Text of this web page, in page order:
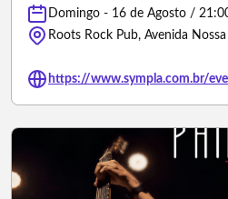
Domingo - 16 de Agosto /